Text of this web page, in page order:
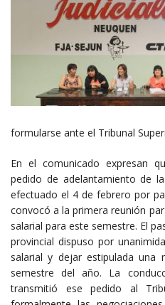
formularse ante el Tribunal
En el comunicado expresan
pedido de adelantamiento de
efectuado el 4 de febrero por
convocó a la primera reunión
salarial para este semestre. El
provincial dispuso por
salarial y dejar estipulada una
semestre del año. La
transmitió ese pedido al